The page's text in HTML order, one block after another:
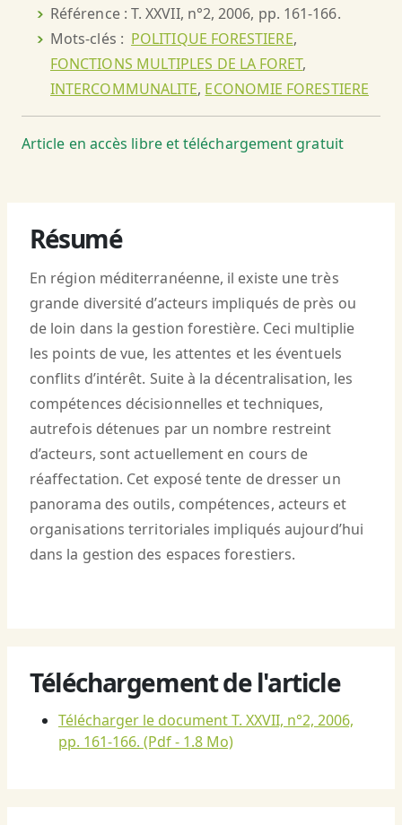
Référence : T. XXVII, n°2, 2006, pp. 161-166.
Mots-clés : POLITIQUE FORESTIERE,
FONCTIONS MULTIPLES DE LA FORET,
INTERCOMMUNALITE, ECONOMIE FORESTIERE
Article en accès libre et téléchargement gratuit
Résumé
En région méditerranéenne, il existe une très
grande diversité d’acteurs impliqués de près ou
de loin dans la gestion forestière. Ceci multiplie
les points de vue, les attentes et les éventuels
conflits d’intérêt. Suite à la décentralisation, les
compétences décisionnelles et techniques,
autrefois détenues par un nombre restreint
d’acteurs, sont actuellement en cours de
réaffectation. Cet exposé tente de dresser un
panorama des outils, compétences, acteurs et
organisations territoriales impliqués aujourd’hui
dans la gestion des espaces forestiers.
Téléchargement de l'article
Télécharger le document T. XXVII, n°2, 2006,
pp. 161-166. (Pdf - 1.8 Mo)